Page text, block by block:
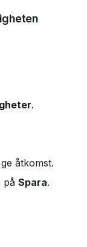
.
åtkomst.
på Spara.